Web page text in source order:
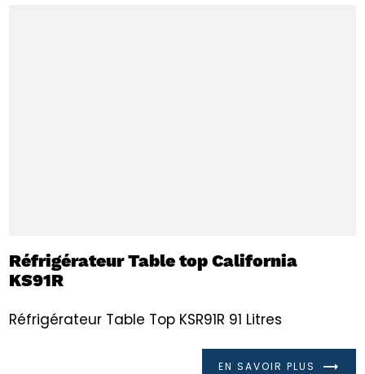
Réfrigérateur Table top California
KS91R
Réfrigérateur Table Top KSR91R 91 Litres
EN SAVOIR PLUS